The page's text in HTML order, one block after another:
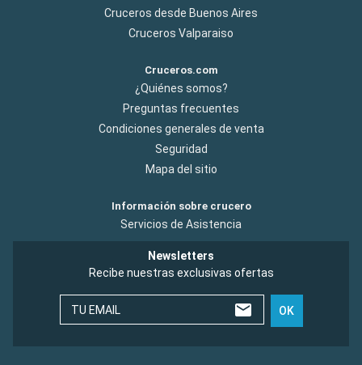
Cruceros desde Buenos Aires
Cruceros Valparaiso
Cruceros.com
¿Quiénes somos?
Preguntas frecuentes
Condiciones generales de venta
Seguridad
Mapa del sitio
Información sobre crucero
Servicios de Asistencia
Newsletters
Recibe nuestras exclusivas ofertas
TU EMAIL OK